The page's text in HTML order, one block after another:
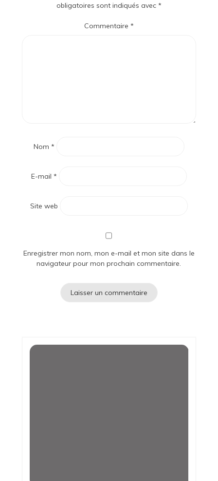
obligatoires sont indiqués avec *
Commentaire *
Nom *
E-mail *
Site web
Enregistrer mon nom, mon e-mail et mon site dans le
navigateur pour mon prochain commentaire.